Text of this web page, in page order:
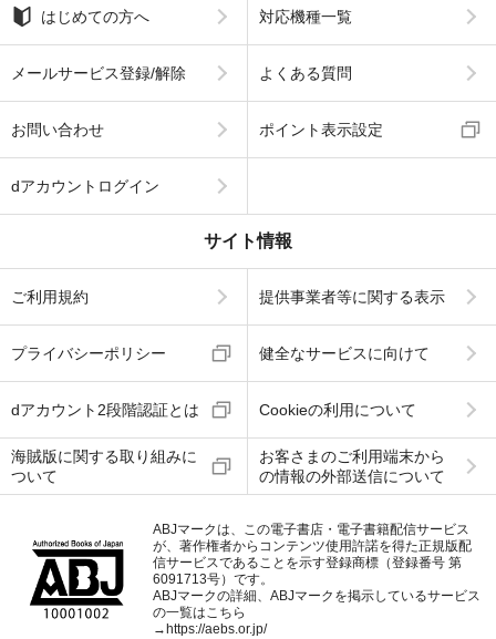
はじめての方へ 対応機種一覧
メールサービス登録/解除 よくある質問
お問い合わせ ポイント表示設定
dアカウントログイン
サイト情報
ご利用規約 提供事業者等に関する表示
プライバシーポリシー 健全なサービスに向けて
dアカウント2段階認証とは Cookieの利用について
海賊版に関する取り組みに
ついて
お客さまのご利用端末から
の情報の外部送信について
ABJマークは、この電子書店・電子書籍配信サービス
が、著作権者からコンテンツ使用許諾を得た正規版配
信サービスであることを示す登録商標（登録番号 第
6091713号）です。
ABJマークの詳細、ABJマークを掲示しているサービス
の一覧はこちら
→ https://aebs.or.jp/